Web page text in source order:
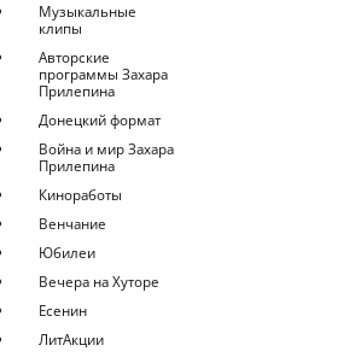
Музыкальные
клипы
Авторские
программы Захара
Прилепина
Донецкий формат
Война и мир Захара
Прилепина
Киноработы
Венчание
Юбилеи
Вечера на Хуторе
Есенин
ЛитАкции